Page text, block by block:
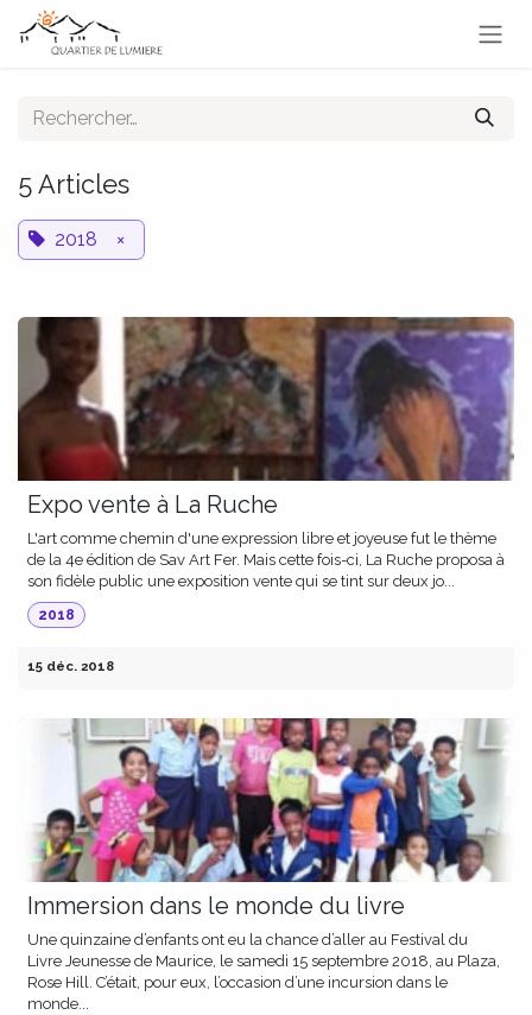
Se rendre au contenu
5 Articles
2018 ×
Expo vente à La Ruche
L'art comme chemin d'une expression libre et joyeuse fut le thème
de la 4e édition de Sav Art Fer. Mais cette fois-ci, La Ruche proposa à
son fidèle public une exposition vente qui se tint sur deux jo...
2018
15 déc. 2018
Immersion dans le monde du livre
Une quinzaine d’enfants ont eu la chance d’aller au Festival du
Livre Jeunesse de Maurice, le samedi 15 septembre 2018, au Plaza,
Rose Hill. C’était, pour eux, l’occasion d’une incursion dans le
monde...